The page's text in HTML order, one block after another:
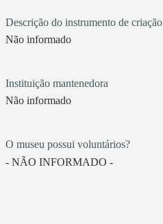
Descrição do instrumento de criação
Não informado
Instituição mantenedora
Não informado
O museu possui voluntários?
- NÃO INFORMADO -